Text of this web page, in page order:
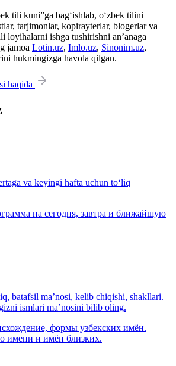
tili kuni”ga bag‘ishlab, o‘zbek tilini
tarjimonlar, kopirayterlar, blogerlar va
loyihalarni ishga tushirishni an’anaga
jamoa Lotin.uz, Imlo.uz, Sinonim.uz,
hukmingizga havola qilgan.
haqida
va keyingi hafta uchun to‘liq
на сегодня, завтра и ближайшую
batafsil ma’nosi, kelib chiqishi, shakllari.
ismlari ma’nosini bilib oling.
формы узбекских имён.
имени и имён близких.